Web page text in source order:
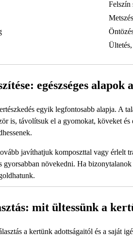
Felszín
egészséges alapok
egyik legfontosabb alapja. A
is, távolítsuk el a gyomokat, köveket
javíthatjuk komposzttal vagy érlelt
gyorsabban növekedni. Ha
mit ültessünk a
a kertünk adottságaitól és a saját